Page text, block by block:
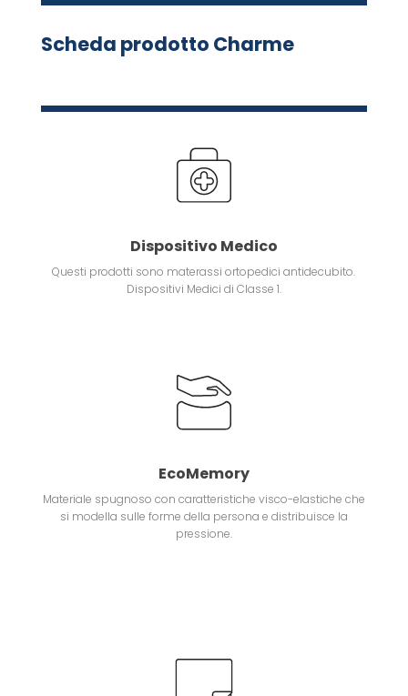
Scheda prodotto Charme
Dispositivo Medico
Questi prodotti sono materassi ortopedici antidecubito.
Dispositivi Medici di Classe 1.
EcoMemory
Materiale spugnoso con caratteristiche visco-elastiche che
si modella sulle forme della persona e distribuisce la
pressione.